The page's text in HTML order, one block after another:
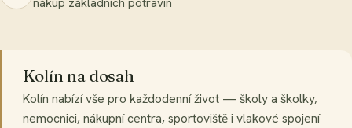
nákup základních potravin
Kolín na dosah
Kolín nabízí vše pro každodenní život — školy a školky,
nemocnici, nákupní centra, sportoviště i vlakové spojení